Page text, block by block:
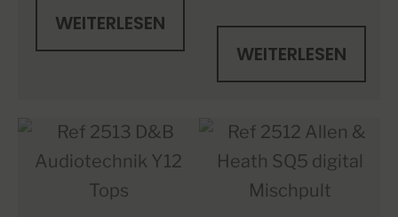
WEITERLESEN
WEITERLESEN